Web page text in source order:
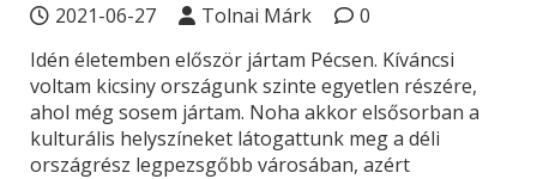
2021-06-27 Tolnai Márk
0
Idén életemben először jártam Pécsen. Kíváncsi
voltam kicsiny országunk szinte egyetlen részére,
ahol még sosem jártam. Noha akkor elsősorban a
kulturális helyszíneket látogattunk meg a déli
országrész legpezsgőbb városában, azért